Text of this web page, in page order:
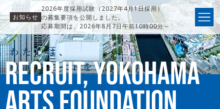
お知らせ
2026年度採用試験（2027年4月1日採用）
の募集要項を公開しました。
応募期間は、2026年8月7日午前10時00分～
31日午前9時59分までです。
RECRUIT,YOKOHAMA
ARTS FOUNDATION
わたしは、
横浜でアートを仕事にする。